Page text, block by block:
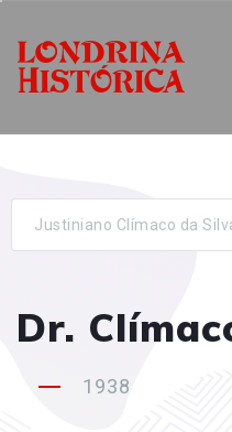
Justiniano Clímaco da
Dr.
1938